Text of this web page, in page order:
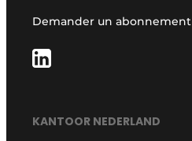
Demander un abonnement
KANTOOR NEDERLAND